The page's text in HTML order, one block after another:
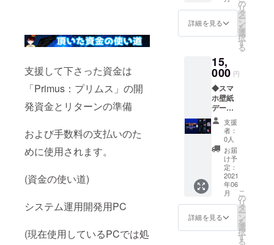
支援して下さった資金は
「Primus：プリムス」の開
発資金とリターンの準備
および手数料の支払いのた
めに使用されます。
(資金の使い道)
システム運用開発用PC
(現在使用しているPCでは処
込みの
お値段
考欄に
記入し
てくだ
さい。
ホ壁紙
デー
タ：世
界観3種
類セッ
ト ：
キャラ
クター3
種セッ
ト ◆オ
ンライ
ン利用
券12か
月分(有
効期限
2022年
10月1日
詳細を見る
の
リ
タ
ー
ン
を
選
択
す
る
15,
000 円
◆スマ
ホ壁紙
デー
タ：世
界観3種
類セッ
ト ：
キャラ
クター3
種セッ
ト ◆オ
ンライ
ン利用
券12か
月分(有
効期限
支援
者：
0人
お届
け予
定：
2021
年06
月
詳細を見る
こ
の
リ
タ
ー
ン
を
選
択
す
る